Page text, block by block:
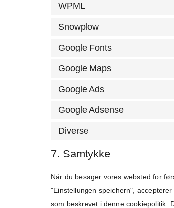
WPML
Snowplow
Google Fonts
Google Maps
Google Ads
Google Adsense
Diverse
7. Samtykke
Når du besøger vores websted for
"Einstellungen speichern",
som beskrevet i denne cookiepolitik.